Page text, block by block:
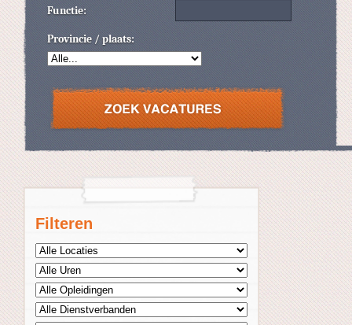
Filteren
Functie:
Provincie / plaats: